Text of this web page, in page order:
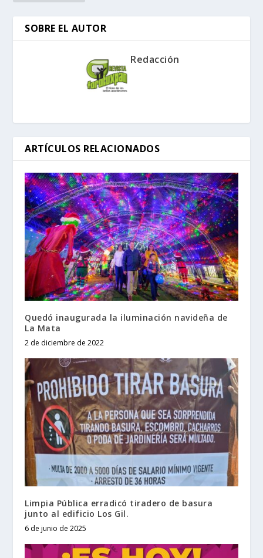
SOBRE EL AUTOR
Redacción
ARTÍCULOS RELACIONADOS
Quedó inaugurada la iluminación navideña de
La Mata
2 de diciembre de 2022
Limpia Pública erradicó tiradero de basura
junto al edificio Los Gil.
6 de junio de 2025